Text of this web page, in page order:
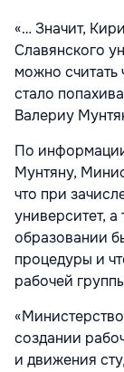
«… Значит,
Славянского
можно
стало
Валериу
По
Мунтяну,
что при
университет,
образовании
процедуры и
рабочей
создании
и движения